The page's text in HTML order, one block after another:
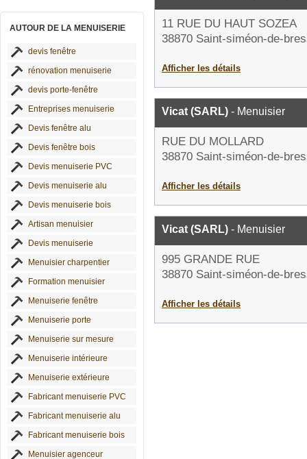
AUTOUR DE LA MENUISERIE
devis fenêtre
rénovation menuiserie
devis porte-fenêtre
Entreprises menuiserie
Devis fenêtre alu
Devis fenêtre bois
Devis menuiserie PVC
Devis menuiserie alu
Devis menuiserie bois
Artisan menuisier
Devis menuiserie
Menuisier charpentier
Formation menuisier
Menuiserie fenêtre
Menuiserie porte
Menuiserie sur mesure
Menuiserie intérieure
Menuiserie extérieure
Fabricant menuiserie PVC
Fabricant menuiserie alu
Fabricant menuiserie bois
Menuisier agenceur
11 RUE DU HAUT SOZEA
38870 Saint-siméon-de-
Afficher les détails
Vicat (SARL) - Menuisier
RUE DU MOLLARD
38870 Saint-siméon-de-
Afficher les détails
Vicat (SARL) - Menuisier
995 GRANDE RUE
38870 Saint-siméon-de-
Afficher les détails